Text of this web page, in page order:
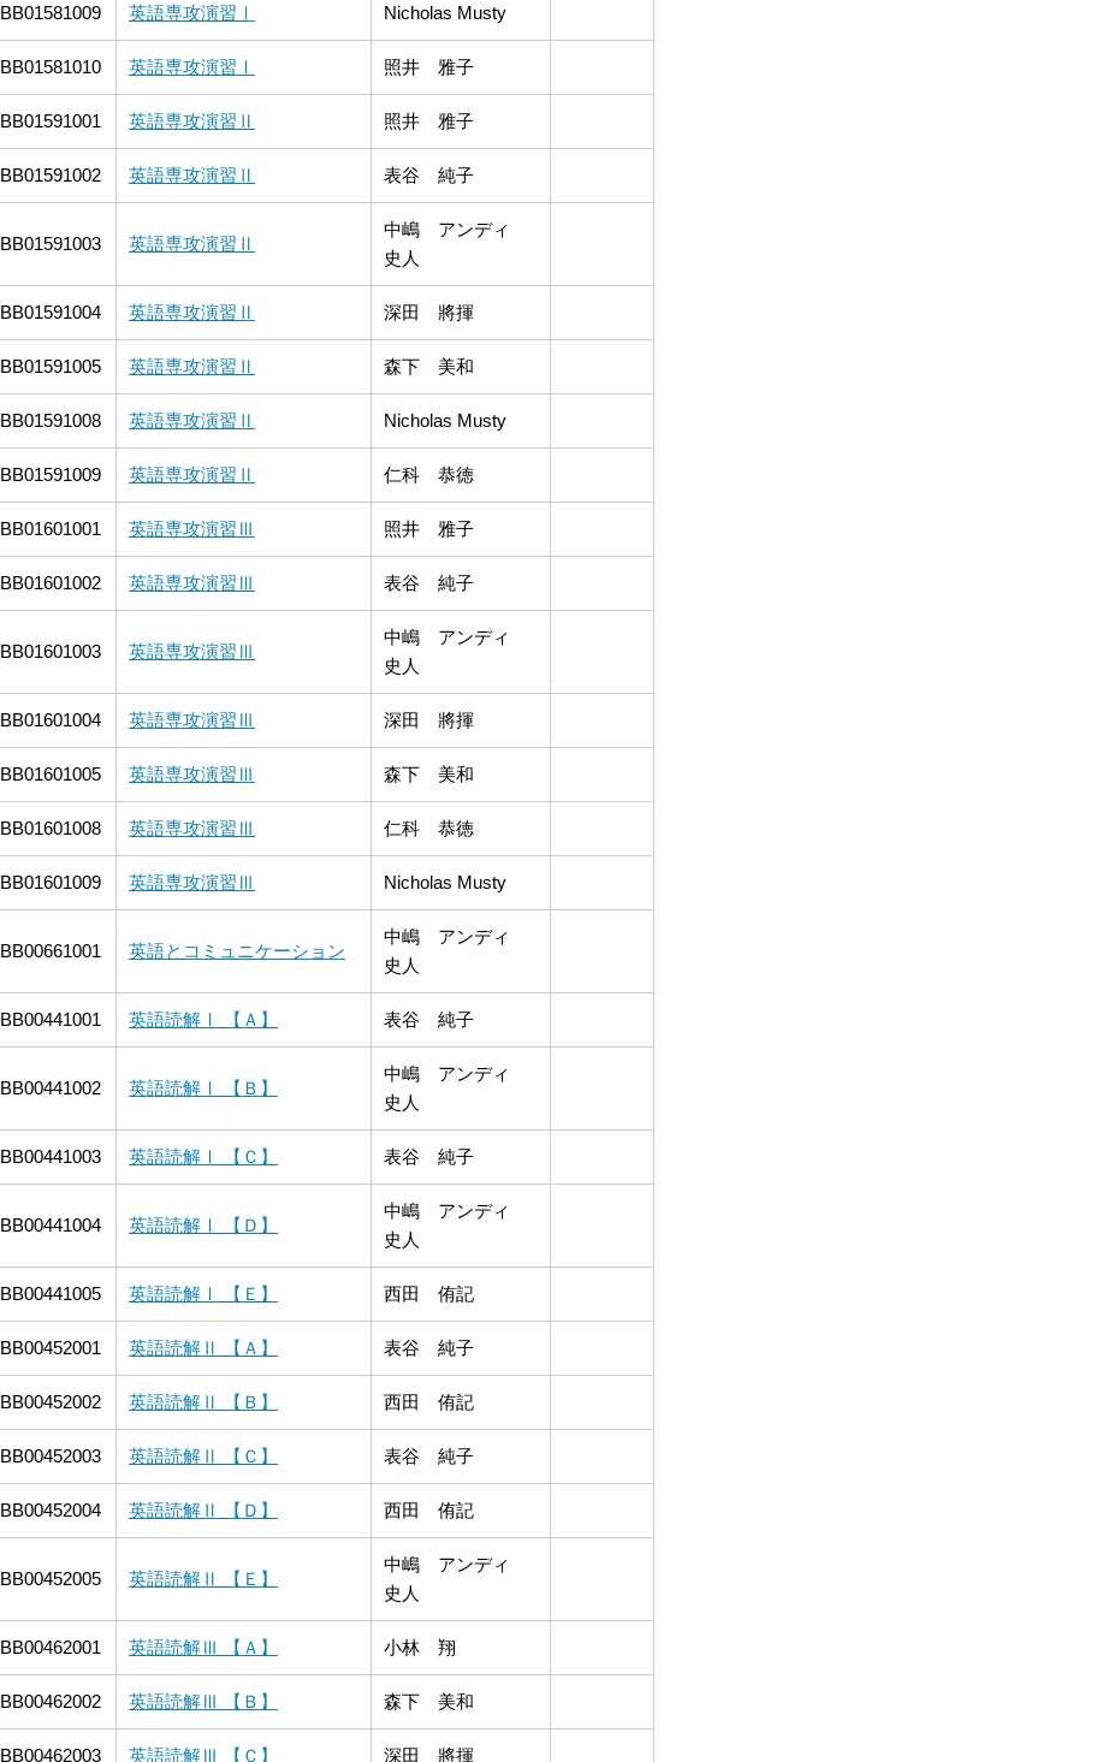
BB01581009 英語専攻演習Ⅰ Nicholas Musty
BB01581010 英語専攻演習Ⅰ 照井 雅子
BB01591001 英語専攻演習Ⅱ 照井 雅子
BB01591002 英語専攻演習Ⅱ 表谷 純子
BB01591003 英語専攻演習Ⅱ
中嶋 アンディ
史人
BB01591004 英語専攻演習Ⅱ 深田 將揮
BB01591005 英語専攻演習Ⅱ 森下 美和
BB01591008 英語専攻演習Ⅱ Nicholas Musty
BB01591009 英語専攻演習Ⅱ 仁科 恭徳
BB01601001 英語専攻演習Ⅲ 照井 雅子
BB01601002 英語専攻演習Ⅲ 表谷 純子
BB01601003 英語専攻演習Ⅲ
中嶋 アンディ
史人
BB01601004 英語専攻演習Ⅲ 深田 將揮
BB01601005 英語専攻演習Ⅲ 森下 美和
BB01601008 英語専攻演習Ⅲ 仁科 恭徳
BB01601009 英語専攻演習Ⅲ Nicholas Musty
BB00661001 英語とコミュニケーション
中嶋 アンディ
史人
BB00441001 英語読解Ⅰ 【Ａ】 表谷 純子
BB00441002 英語読解Ⅰ 【Ｂ】
中嶋 アンディ
史人
BB00441003 英語読解Ⅰ 【Ｃ】 表谷 純子
BB00441004 英語読解Ⅰ 【Ｄ】
中嶋 アンディ
史人
BB00441005 英語読解Ⅰ 【Ｅ】 西田 侑記
BB00452001 英語読解Ⅱ 【Ａ】 表谷 純子
BB00452002 英語読解Ⅱ 【Ｂ】 西田 侑記
BB00452003 英語読解Ⅱ 【Ｃ】 表谷 純子
BB00452004 英語読解Ⅱ 【Ｄ】 西田 侑記
BB00452005 英語読解Ⅱ 【Ｅ】
中嶋 アンディ
史人
BB00462001 英語読解Ⅲ 【Ａ】 小林 翔
BB00462002 英語読解Ⅲ 【Ｂ】 森下 美和
BB00462003 英語読解Ⅲ 【Ｃ】 深田 將揮